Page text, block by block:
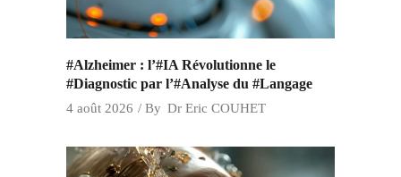
#Alzheimer : l’#IA Révolutionne le
#Diagnostic par l’#Analyse du #Langage
4 août 2026 By Dr Eric COUHET